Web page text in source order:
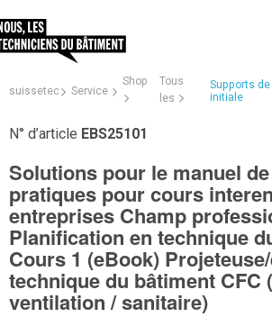
suissetec Service
Shop
Tous
les
Supports
initiale
N° d’article EBS25101
Solutions pour le manuel
pratiques pour cours
entreprises Champ
Planification en technique
Cours 1 (eBook)
technique du bâtiment CFC
ventilation / sanitaire)